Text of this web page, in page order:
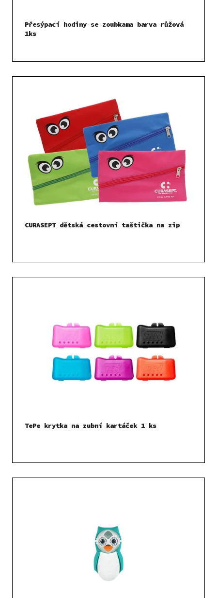
Přesýpací hodiny se zoubkama barva růžová
1ks
CURASEPT dětská cestovní taštička na zip
TePe krytka na zubní kartáček 1 ks